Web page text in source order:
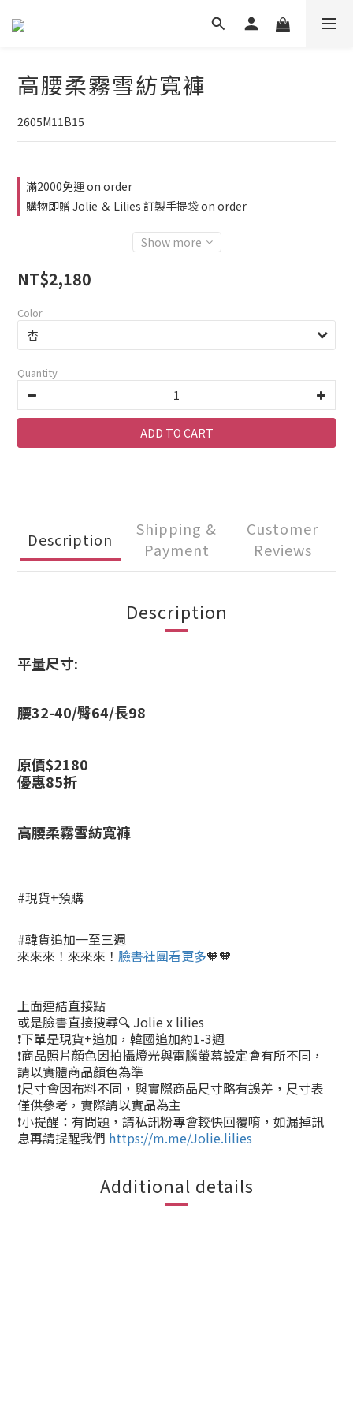
高腰柔霧雪紡寬褲
2605M11B15
滿2000免運 on order
購物即贈 Jolie ＆ Lilies 訂製手提袋 on order
Show more
NT$2,180
Color
Quantity
ADD TO CART
Description
Shipping &
Payment
Customer
Reviews
Description
平量尺寸:
腰32-40/臀64/長98
原價$2180
優惠85折
高腰柔霧雪紡寬褲
#現貨+預購
#韓貨追加一至三週
來來來！來來來！ 臉書社團看更多🧡🧡
上面連結直接點
或是臉書直接搜尋🔍 Jolie x lilies
❗下單是現貨+追加，韓國追加約1-3週
❗商品照片顏色因拍攝燈光與電腦螢幕設定會有所不同，
請以實體商品顏色為準
❗尺寸會因布料不同，與實際商品尺寸略有誤差，尺寸表
僅供參考，實際請以實品為主
❗小提醒：有問題，請私訊粉專會較快回覆唷，如漏掉訊
息再請提醒我們 https://m.me/Jolie.lilies
Additional details